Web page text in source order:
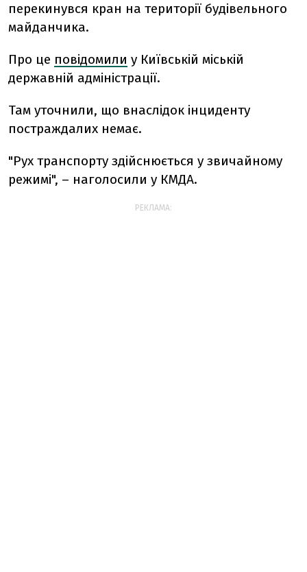
перекинувся кран на території будівельного
майданчика.
Про це повідомили у Київській міській
державній адміністрації.
Там уточнили, що внаслідок інциденту
постраждалих немає.
"Рух транспорту здійснюється у звичайному
режимі", – наголосили у КМДА.
РЕКЛАМА: